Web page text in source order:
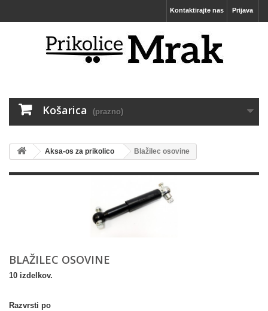
Prijava
Kontaktirajte nas
Košarica (prazno)
Aksa-os za prikolico Blažilec osovine
BLAŽILEC OSOVINE
10 izdelkov.
Razvrsti po